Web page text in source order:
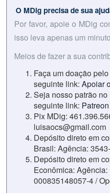
O MDig precisa de sua
Por favor, apoie o MDig
isso leva apenas um
Meios de fazer a sua
Faça um doação
seguinte link: Apoiar
Seja nosso patrão
seguinte link:
Pix MDig:
luisaocs@gmail.com
Depósito direto em
Brasil: Agência:
Depósito direto em
Econômica:
000835148057-4 /